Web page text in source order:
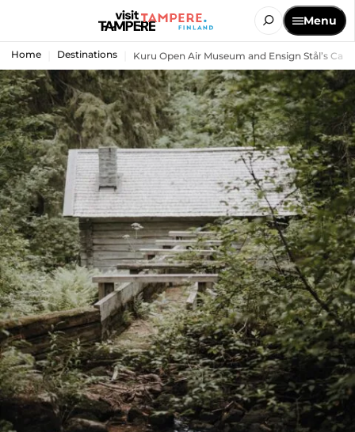
Menu
Home Destinations Kuru Open Air Museum and Ensign Stål’s